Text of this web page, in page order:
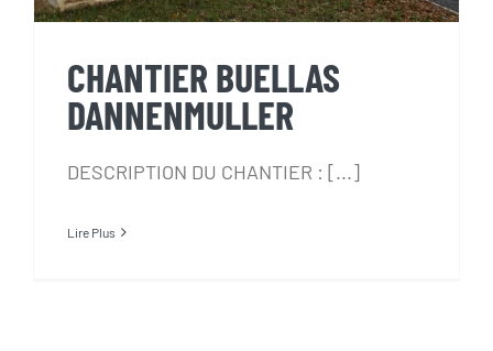
CHANTIER BUELLAS
DANNENMULLER
DESCRIPTION DU CHANTIER : [...]
Lire Plus